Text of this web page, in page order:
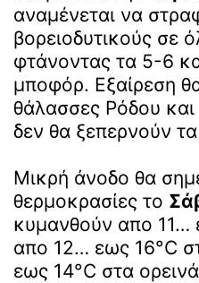
αναμένεται να
βορειοδυτικούς σε
φτάνοντας τα 5-6
μποφόρ. Εξαίρεση
θάλασσες Ρόδου
δεν θα ξεπερνούν
Μικρή άνοδο θα
θερμοκρασίες το
κυμανθούν απο 11…
απο 12… εως 16°C
εως 14°C στα